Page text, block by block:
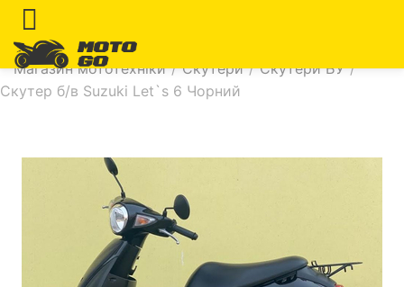
Магазин мототехніки / Скутери / Скутери БУ /
Скутер б/в Suzuki Let`s 6 Чорний